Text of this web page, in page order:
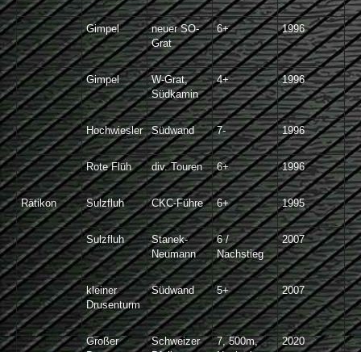
Gimpel
neuer SO-
Grat
6+ 1996
Gimpel
W-Grat,
Südkamin
4+ 1996
Hochwiesler Südwand 7- 1996
Rote Flüh div. Touren 6+ 1996
Rätikon Sulzfluh CKC-Führe 6+ 1995
Sulzfluh
Stanek-
Neumann
6 /
Nachstieg
2007
kleiner
Drusenturm
Südwand 5+ 2007
Großer
Schweizer
7, 500m,
2020